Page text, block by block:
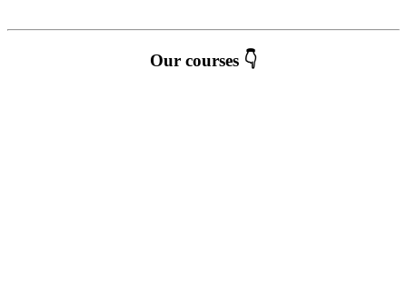
Our courses 👇